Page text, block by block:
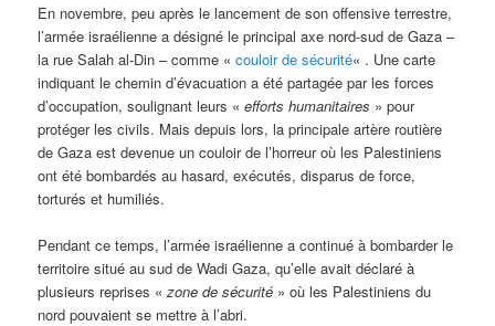
En novembre, peu après le lancement de son offensive terrestre,
l’armée israélienne a désigné le principal axe nord-sud de Gaza –
la rue Salah al-Din – comme «couloir de sécurité« . Une carte
indiquant le chemin d’évacuation a été partagée par les forces
d’occupation, soulignant leurs «efforts humanitaires » pour
protéger les civils. Mais depuis lors, la principale artère routière
de Gaza est devenue un couloir de l’horreur où les Palestiniens
ont été bombardés au hasard, exécutés, disparus de force,
torturés et humiliés.
Pendant ce temps, l’armée israélienne a continué à bombarder le
territoire situé au sud de Wadi Gaza, qu’elle avait déclaré à
plusieurs reprises «zone de sécurité » où les Palestiniens du
nord pouvaient se mettre à l’abri.